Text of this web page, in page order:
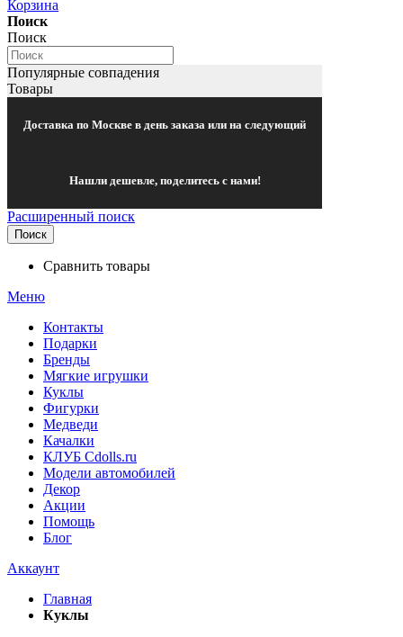
Корзина
Поиск
Поиск
Популярные совпадения
Товары
Доставка по Москве в день заказа или на следующий
Нашли дешевле, поделитесь с нами!
Расширенный поиск
Поиск
Сравнить товары
Меню
Контакты
Подарки
Бренды
Мягкие игрушки
Куклы
Фигурки
Медведи
Качалки
КЛУБ Cdolls.ru
Модели автомобилей
Декор
Акции
Помощь
Блог
Аккаунт
Главная
Куклы